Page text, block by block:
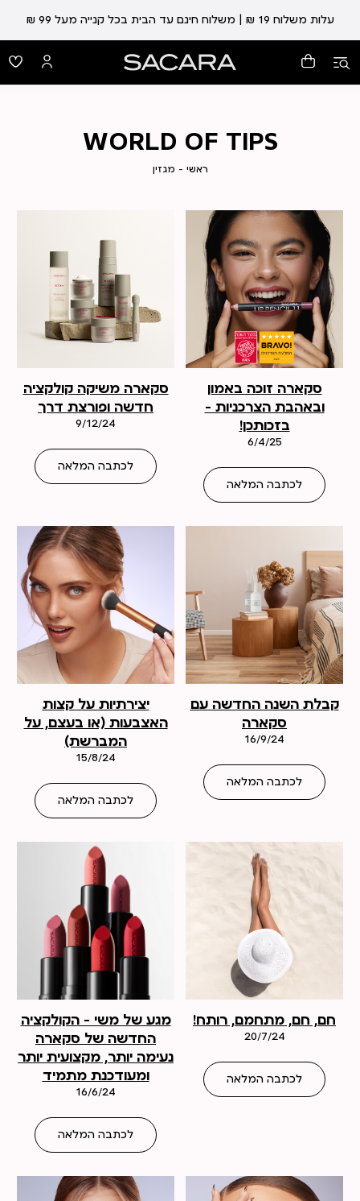
עלות משלוח 19 ₪ | משלוח חינם עד הבית בכל קנייה מעל 99 ₪
WORLD OF TIPS
ראשי ראשימגזיןמגזין
סקארה זוכה באמון
ובאהבת הצרכניות –
בזכותכן!
6/4/25
לכתבה המלאה
סקארה משיקה קולקציה
חדשה ופורצת דרך
9/12/24
לכתבה המלאה
קבלת השנה החדשה עם
סקארה
16/9/24
לכתבה המלאה
יצירתיות על קצות
האצבעות (או בעצם, על
המברשת)
15/8/24
לכתבה המלאה
חם, חם, מתחמם, רותח!
20/7/24
לכתבה המלאה
מגע של משי – הקולקציה
החדשה של סקארה
נעימה יותר, מקצועית יותר
ומעודכנת מתמיד
16/6/24
לכתבה המלאה